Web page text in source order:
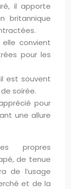
il apporte
britannique
convient
pour les
est souvent
soirée.
pour
une allure
propres
de tenue
de l’usage
et de la